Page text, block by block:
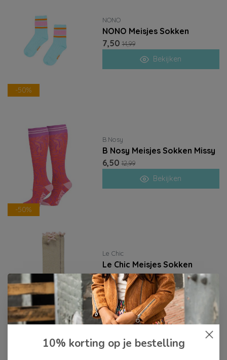
-50%
NONO
NONO Meisjes Sokken
7,50 14,99
Bekijken
-50%
B.Nosy
B Nosy Meisjes Sokken Missy
6,50 12,99
Bekijken
Le Chic
Le Chic Meisjes Sokken
RHONDA
9,00 17,99
Bekijken
10% korting op je bestelling